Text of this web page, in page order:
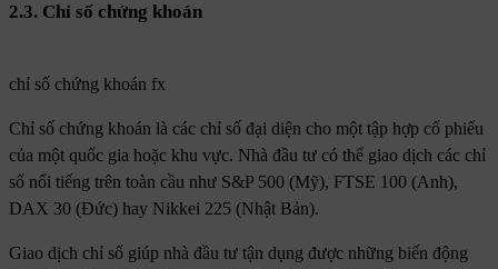
2.3. Chỉ số chứng khoán
chỉ số chứng khoán fx
Chỉ số chứng khoán là các chỉ số đại diện cho một tập hợp cổ phiếu
của một quốc gia hoặc khu vực. Nhà đầu tư có thể giao dịch các chỉ
số nổi tiếng trên toàn cầu như S&P 500 (Mỹ), FTSE 100 (Anh),
DAX 30 (Đức) hay Nikkei 225 (Nhật Bản).
Giao dịch chỉ số giúp nhà đầu tư tận dụng được những biến động